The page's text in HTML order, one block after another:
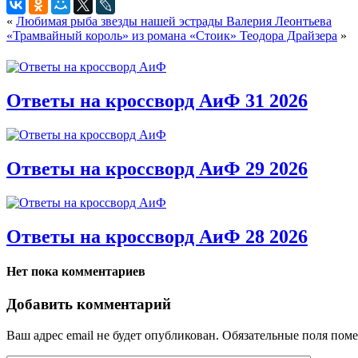
« Любимая рыба звезды нашей эстрады Валерия Леонтьева
«Трамвайный король» из романа «Стоик» Теодора Драйзера »
Ответы на кроссворд АиФ 31 2026
Ответы на кроссворд АиФ 29 2026
Ответы на кроссворд АиФ 28 2026
Нет пока комментариев
Добавить комментарий
Ваш адрес email не будет опубликован. Обязательные поля